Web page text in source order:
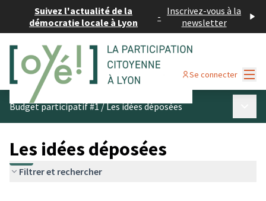
Suivez l'actualité de la
démocratie locale à Lyon
- Inscrivez-vous à la
newsletter
Se connecter
Budget participatif #1/Les idées déposées
Les idées déposées
Filtrer et rechercher